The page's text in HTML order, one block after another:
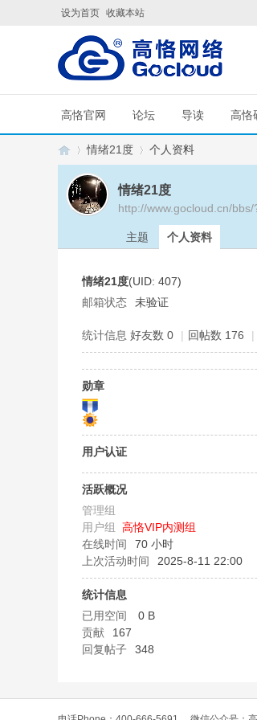
设为首页 收藏本站
高恪官网 论坛 导读 高恪
L
情绪21度 个人资料
情绪21度
http://www.gocloud.cn/bbs/
主题 个人资料
情绪21度(UID: 407)
邮箱状态
未验证
统计信息 好友数 0 | 回帖数 176 |
勋章
用户认证
活跃概况
管理组
用户组 高恪VIP内测组
在线时间
70 小时
上次活动时间
2025-8-11 22:00
统计信息
已用空间
0 B
贡献
167
回复帖子
348